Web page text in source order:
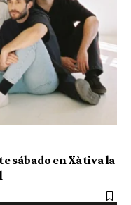
sábado en Xàtiva la